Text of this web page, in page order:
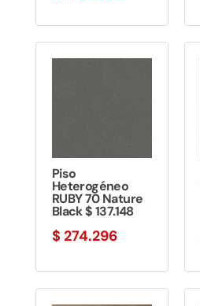
Piso
Heterogéneo
RUBY 70 Nature
Black $ 137.148
$ 274.296